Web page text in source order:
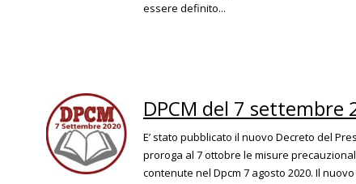
essere definito...
DPCM del 7 settembre
E’ stato pubblicato il nuovo Decreto del
proroga al 7 ottobre le misure
contenute nel Dpcm 7 agosto 2020. Il